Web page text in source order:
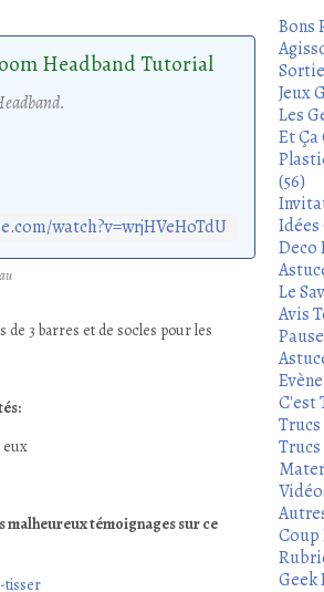
Headband Tutorial
watch?v=wrjHVeHoTdU
de 3 barres et de socles pour les
eux
malheureux témoignages sur ce
tisser
Bons
Jeux
Les
Et Ça
(56)
Idées
Deco
Le
Avis
C'est
Trucs
Trucs
Coup
Geek